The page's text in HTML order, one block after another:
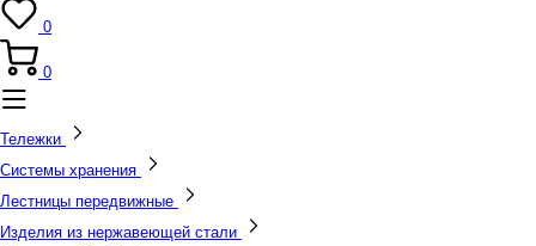
0
0
Тележки
Системы хранения
Лестницы передвижные
Изделия из нержавеющей стали